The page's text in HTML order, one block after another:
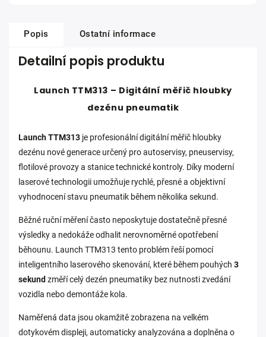
Popis Ostatní informace
Detailní popis produktu
Launch TTM313 – Digitální měřič hloubky
dezénu pneumatik
Launch TTM313 je profesionální digitální měřič hloubky
dezénu nové generace určený pro autoservisy, pneuservisy,
flotilové provozy a stanice technické kontroly. Díky moderní
laserové technologii umožňuje rychlé, přesné a objektivní
vyhodnocení stavu pneumatik během několika sekund.
Běžné ruční měření často neposkytuje dostatečně přesné
výsledky a nedokáže odhalit nerovnoměrné opotřebení
běhounu. Launch TTM313 tento problém řeší pomocí
inteligentního laserového skenování, které během pouhých 3
sekund změří celý dezén pneumatiky bez nutnosti zvedání
vozidla nebo demontáže kola.
Naměřená data jsou okamžitě zobrazena na velkém
dotykovém displeji, automaticky analyzována a doplněna o